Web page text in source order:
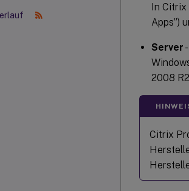
In Citrix
Apps”)
Server
2008
Citrix